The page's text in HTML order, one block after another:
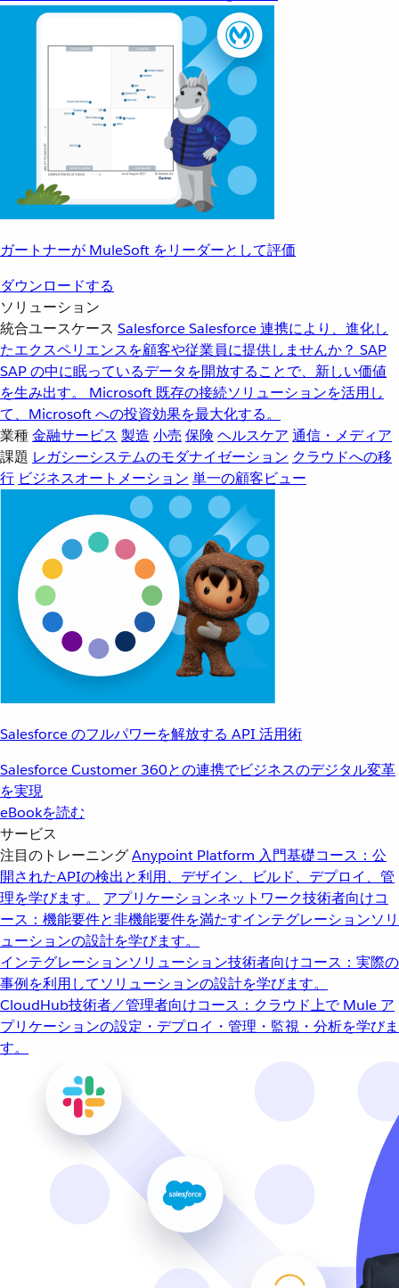
ガートナーが MuleSoft をリーダーとして評価
ダウンロードする
ソリューション
統合ユースケース SalesforceSalesforce 連携により、進化し
たエクスペリエンスを顧客や従業員に提供しませんか？ SAP
SAP の中に眠っているデータを開放することで、新しい価値
を生み出す。
Microsoft 既存の接続ソリューションを活用し
て、Microsoft への投資効果を最大化する。
業種金融サービス 製造 小売 保険 ヘルスケア 通信・メディア
課題 レガシーシステムのモダナイゼーション クラウドへの移
行 ビジネスオートメーション 単一の顧客ビュー
Salesforce のフルパワーを解放する API 活用術
Salesforce Customer 360との連携でビジネスのデジタル変革
を実現
eBookを読む
サービス
注目のトレーニングAnypoint Platform 入門基礎コース：公
開されたAPIの検出と利用、デザイン、ビルド、デプロイ、管
理を学びます。
アプリケーションネットワーク技術者向けコ
ース：機能要件と非機能要件を満たすインテグレーションソリ
ューションの設計を学びます。
インテグレーションソリューション技術者向けコース：実際の
事例を利用してソリューションの設計を学びます。
CloudHub技術者／管理者向けコース：クラウド上で Mule ア
プリケーションの設定・デプロイ・管理・監視・分析を学びま
す。